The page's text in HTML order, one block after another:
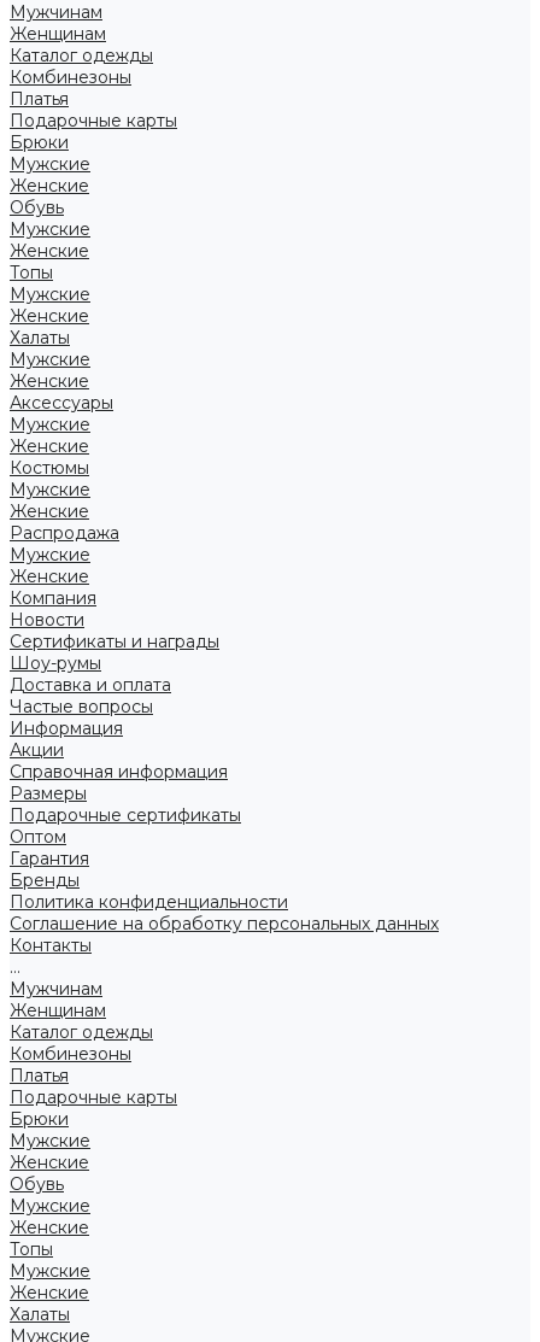
Мужчинам
Женщинам
Каталог одежды
Комбинезоны
Платья
Подарочные карты
Брюки
Мужские
Женские
Обувь
Мужские
Женские
Топы
Мужские
Женские
Халаты
Мужские
Женские
Аксессуары
Мужские
Женские
Костюмы
Мужские
Женские
Распродажа
Мужские
Женские
Компания
Новости
Сертификаты и награды
Шоу-румы
Доставка и оплата
Частые вопросы
Информация
Акции
Справочная информация
Размеры
Подарочные сертификаты
Оптом
Гарантия
Бренды
Политика конфиденциальности
Соглашение на обработку персональных данных
Контакты
...
Мужчинам
Женщинам
Каталог одежды
Комбинезоны
Платья
Подарочные карты
Брюки
Мужские
Женские
Обувь
Мужские
Женские
Топы
Мужские
Женские
Халаты
Мужские